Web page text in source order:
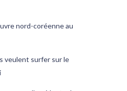
nord-coréenne au
veulent surfer sur le